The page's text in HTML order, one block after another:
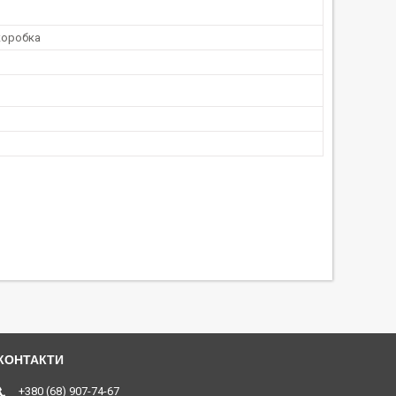
+380 (68) 907-74-67